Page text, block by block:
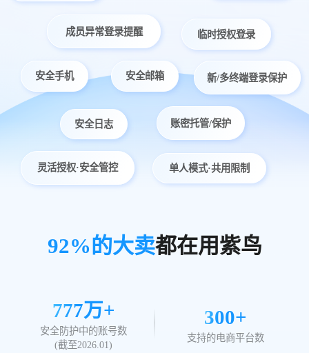
成员异常登录提醒 临时授权登录
安全手机 安全邮箱 新/多终端登录保护
安全日志 账密托管/保护
灵活授权·安全管控 单人模式·共用限制
92%的大卖都在用紫鸟
777万+
安全防护中的账号数
(截至2026.01)
300+
支持的电商平台数